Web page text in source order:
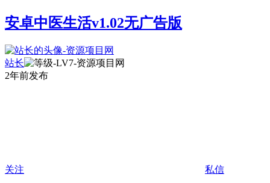
安卓中医生活v1.02无广告版
站长
2年前发布
关注 私信